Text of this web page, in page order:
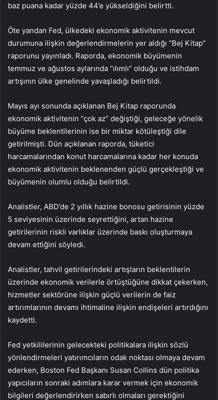
baz puana kadar yüzde 44’e yükseldiğini belirtti.
Öte yandan Fed, ülkedeki ekonomik aktivitenin mevcut
durumuna ilişkin değerlendirmelerin yer aldığı “Bej Kitap”
raporunu yayınladı. Raporda, ekonomik büyümenin
temmuz ve ağustos aylarında “ılımlı” olduğu ve istihdam
artışının ülke genelinde yavaşladığı belirtildi.
Mayıs ayı sonunda açıklanan Bej Kitap raporunda
ekonomik aktivitenin “çok az” değiştiği, geleceğe yönelik
büyüme beklentilerinin ise bir miktar kötüleştiği dile
getirilmişti. Dün açıklanan raporda, tüketici
harcamalarından konut harcamalarına kadar her konuda
ekonomik aktivitenin beklenenden güçlü gerçekleştiği ve
büyümenin olumlu olduğu belirtildi.
Analistler, ABD’de 2 yıllık hazine bonosu getirisinin yüzde
5 seviyesinin üzerinde seyrettiğini, artan hazine
getirilerinin riskli varlıklar üzerinde baskı oluşturmaya
devam ettiğini söyledi.
Analistler, tahvil getirilerindeki artışların beklentilerin
üzerinde ekonomik verilerle örtüştüğüne dikkat çekerken,
hizmetler sektörüne ilişkin güçlü verilerin de faiz
artırımlarının devamı ihtimaline ilişkin endişeleri artırdığını
kaydetti.
Fed yetkililerinin gelecekteki politikalara ilişkin sözlü
yönlendirmeleri yatırımcıların odak noktası olmaya devam
ederken, Boston Fed Başkanı Susan Collins dün politika
yapıcıların sonraki adımlara karar vermek için ekonomik
bilgileri değerlendirirken sabırlı olmaları gerektiğini